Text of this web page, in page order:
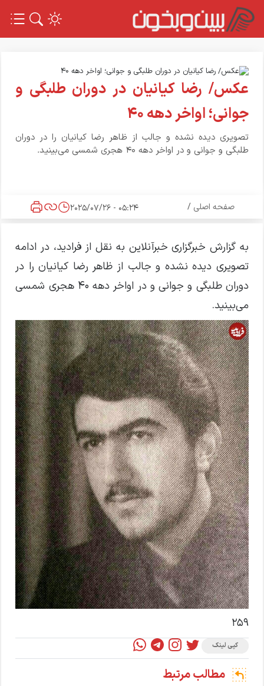
صفحه اصلی /
05:24 - 2025/07/26
عکس/ رضا کیانیان در دوران طلبگی و
جوانی؛ اواخر دهه ۴۰
تصویری دیده نشده و جالب از ظاهر رضا کیانیان را در دوران
طلبگی و جوانی و در اواخر دهه ۴۰ هجری شمسی می‌بینید.
به گزارش خبرگزاری خبرآنلاین به نقل از فرادید، در ادامه
تصویری دیده نشده و جالب از ظاهر رضا کیانیان را در
دوران طلبگی و جوانی و در اواخر دهه ۴۰ هجری شمسی
می‌بینید.
۲۵۹
کپی لینک
مطالب مرتبط